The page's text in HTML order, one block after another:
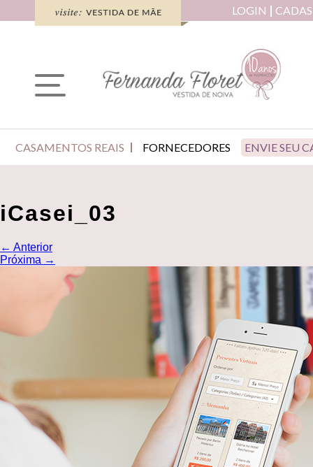
LOGIN
CASAMENTOS REAIS FORNECEDORES ENVIE SEU
iCasei_03
← Anterior
Próxima →